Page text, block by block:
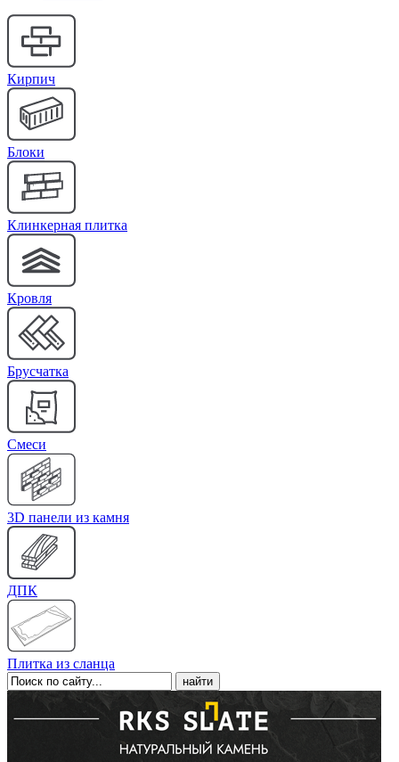
Кирпич
Блоки
Клинкерная плитка
Кровля
Брусчатка
Cмеси
3D панели из камня
ДПК
Плитка из сланца